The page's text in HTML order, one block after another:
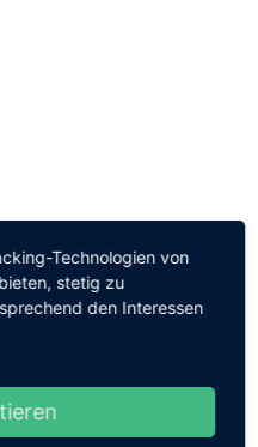
3,0 % pro Jahr für 3
€ - Sicher und flexibel Geld
& jederzeit nutzen
Barclays! Einfach. Sicher.
neues Girokonto.Jetzt
Technologien von
stetig zu
den Interessen